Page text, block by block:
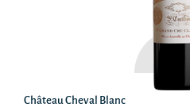
Château Cheval Blanc